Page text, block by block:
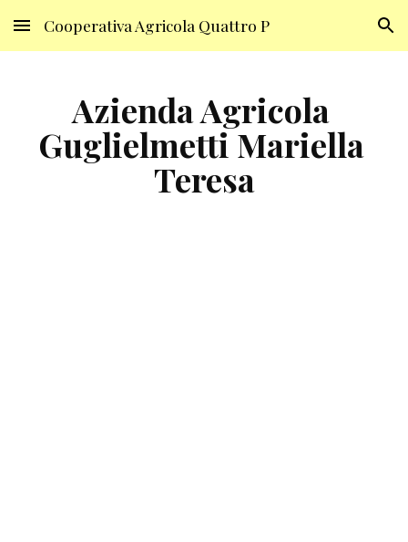
Skip to main content Skip to navigation
Cooperativa Agricola Quattro P
Azienda Agricola
Guglielmetti Mariella
Teresa